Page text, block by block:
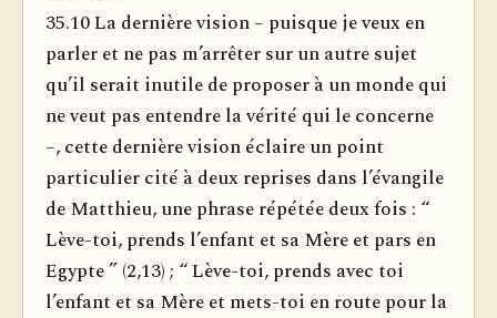
35.10 La dernière vision – puisque je veux en
parler et ne pas m’arrêter sur un autre sujet
qu’il serait inutile de proposer à un monde qui
ne veut pas entendre la vérité qui le concerne
–, cette dernière vision éclaire un point
particulier cité à deux reprises dans l’évangile
de Matthieu, une phrase répétée deux fois : “
Lève-toi, prends l’enfant et sa Mère et pars en
Egypte ” (2,13) ; “ Lève-toi, prends avec toi
l’enfant et sa Mère et mets-toi en route pour la